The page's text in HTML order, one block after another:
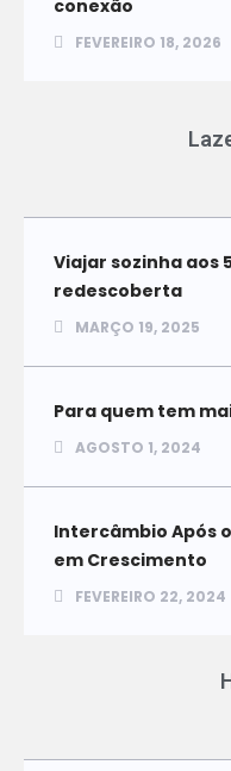
conexão
FEVEREIRO 18, 2026
Viajar sozinha aos
redescoberta
MARÇO 19, 2025
Para quem tem
AGOSTO 1, 2024
Intercâmbio Após
em Crescimento
FEVEREIRO 22, 2024